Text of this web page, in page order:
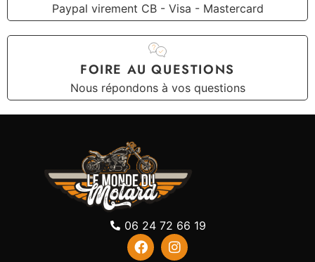
Paypal virement CB - Visa - Mastercard
FOIRE AU QUESTIONS
Nous répondons à vos questions
06 24 72 66 19